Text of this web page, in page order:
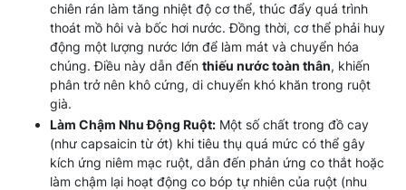
chiên rán làm tăng nhiệt độ cơ thể, thúc đẩy quá trình
thoát mồ hôi và bốc hơi nước. Đồng thời, cơ thể phải huy
động một lượng nước lớn để làm mát và chuyển hóa
chúng. Điều này dẫn đến thiếu nước toàn thân, khiến
phân trở nên khô cứng, di chuyển khó khăn trong ruột
già.
Làm Chậm Nhu Động Ruột: Một số chất trong đồ cay
(như capsaicin từ ớt) khi tiêu thụ quá mức có thể gây
kích ứng niêm mạc ruột, dẫn đến phản ứng co thắt hoặc
làm chậm lại hoạt động co bóp tự nhiên của ruột (nhu